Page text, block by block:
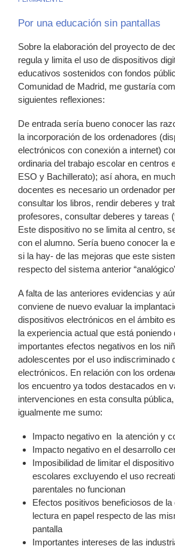
Por una educación sin pantallas
Sobre la elaboración del proyecto de
regula y limita el uso de dispositivos
educativos sostenidos con fondos
Comunidad de Madrid, me gustaría
siguientes reflexiones:
De entrada sería bueno conocer las
la incorporación de los ordenadores
electrónicos con conexión a internet)
ordinaria del trabajo escolar en centros
ESO y Bachillerato); así ahora, en
docentes es necesario un ordenador
consultar los libros, rendir deberes y
profesores, consultar deberes y tareas
Este dispositivo no se limita al centro,
con el alumno. Sería bueno conocer la
si la hay- de las mejoras que este
respecto del sistema anterior
A falta de las anteriores evidencias y
conviene de nuevo evaluar la
dispositivos electrónicos en el ámbito
la experiencia actual que está poniendo
importantes efectos negativos en los
adolescentes por el uso indiscriminado
electrónicos. En relación con los
los encuentro ya todos destacados en
intervenciones en esta consulta
igualmente me sumo:
Impacto negativo en la atención y
Impacto negativo en el desarrollo
Imposibilidad de limitar el
escolares excluyendo el uso
parentales no funcionan
Efectos positivos beneficiosos de
lectura en papel respecto de las
pantalla
Importantes intereses de las